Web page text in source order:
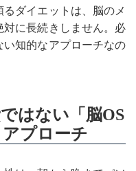
ダイエットは、脳のメ
対に長続きしません。必
知的なアプローチなの
はない「脳OS
プローチ